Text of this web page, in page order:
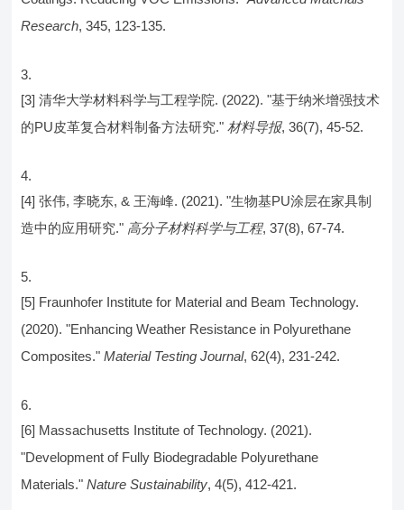
Research, 345, 123-135.
[3] 清华大学材料科学与工程学院. (2022). "基于纳米增强技术
的PU皮革复合材料制备方法研究."材料导报, 36(7), 45-52.
[4] 张伟, 李晓东, & 王海峰. (2021). "生物基PU涂层在家具制
造中的应用研究." 高分子材料科学与工程, 37(8), 67-74.
[5] Fraunhofer Institute for Material and Beam Technology.
(2020). "Enhancing Weather Resistance in Polyurethane
Composites."Material Testing Journal, 62(4), 231-242.
[6] Massachusetts Institute of Technology. (2021).
"Development of Fully Biodegradable Polyurethane
Materials."Nature Sustainability, 4(5), 412-421.